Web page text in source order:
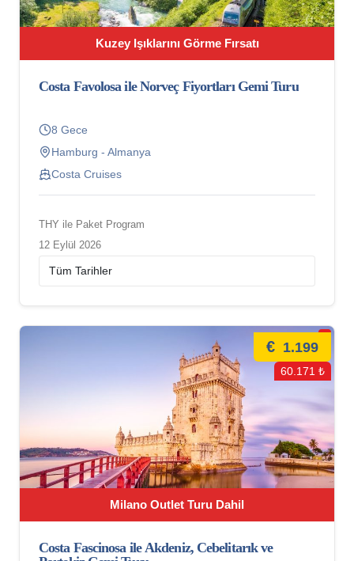
Kuzey Işıklarını Görme Fırsatı
Costa Favolosa ile Norveç Fiyortları Gemi Turu
8 Gece
Hamburg - Almanya
Costa Cruises
THY ile Paket Program
12 Eylül 2026
Milano Outlet Turu Dahil
€ 1.199
60.171 ₺
Costa Fascinosa ile Akdeniz, Cebelitarık ve